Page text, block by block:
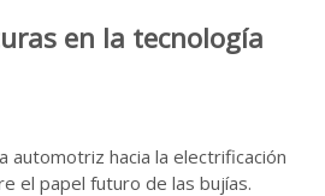
en la tecnología
automotriz hacia la electrificación
el papel futuro de las bujías.